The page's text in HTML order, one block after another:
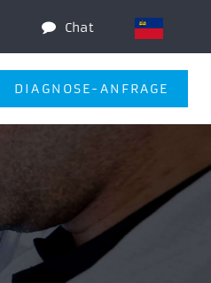
Chat
DIAGNOSE-ANFRAGE